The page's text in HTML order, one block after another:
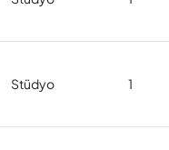
Stüdyo 1